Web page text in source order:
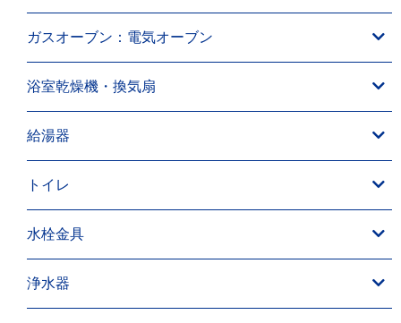
ガスオーブン：電気オーブン
浴室乾燥機・換気扇
給湯器
トイレ
水栓金具
浄水器